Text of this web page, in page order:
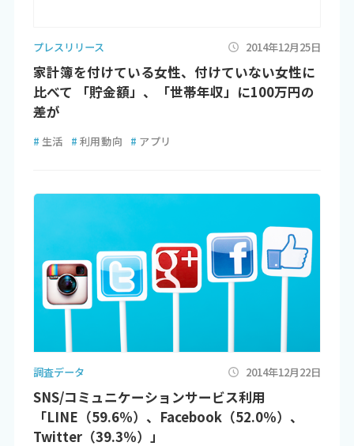
プレスリリース 2014年12月25日
家計簿を付けている女性、付けていない女性に
比べて 「貯金額」、「世帯年収」に100万円の
差が
# 生活 # 利用動向 # アプリ
調査データ 2014年12月22日
SNS/コミュニケーションサービス利用
「LINE（59.6％）、Facebook（52.0％）、
Twitter（39.3％）」